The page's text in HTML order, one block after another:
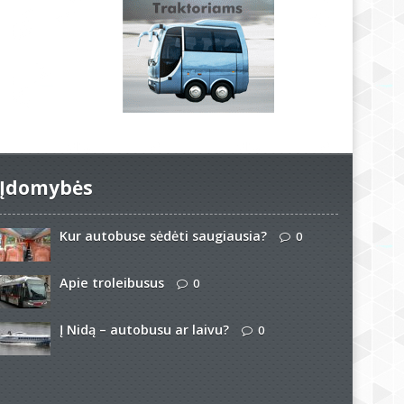
Įdomybės
Kur autobuse sėdėti saugiausia? 0
Apie troleibusus 0
Į Nidą – autobusu ar laivu? 0